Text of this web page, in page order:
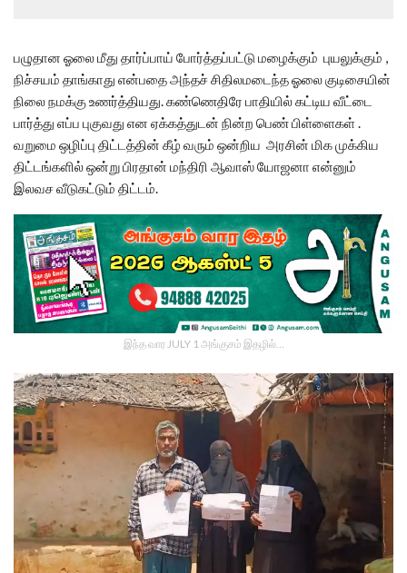
பழுதான ஓலை மீது தார்ப்பாய் போர்த்தப்பட்டு மழைக்கும் புயலுக்கும் ,
நிச்சயம் தாங்காது என்பதை அந்தச் சிதிலமடைந்த ஓலை குடிசையின்
நிலை நமக்கு உணர்த்தியது. கண்ணெதிரே பாதியில் கட்டிய வீட்டை
பார்த்து எப்ப புகுவது என ஏக்கத்துடன் நின்ற பெண் பிள்ளைகள் .
வறுமை ஒழிப்பு திட்டத்தின் கீழ் வரும் ஒன்றிய அரசின் மிக முக்கிய
திட்டங்களில் ஒன்று பிரதான் மந்திரி ஆவாஸ் யோஜனா என்னும்
இலவச வீடுகட்டும் திட்டம்.
இந்த வார JULY 1 அங்குசம் இதழில்…